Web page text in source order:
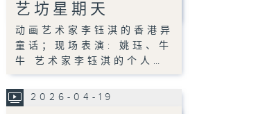
艺坊星期天
动画艺术家李钰淇的香港异
童话；现场表演: 姚珏、牛
牛 艺术家李钰淇的个人…
2026-04-19